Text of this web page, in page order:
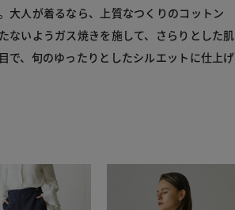
大人が着るなら、上質なつくりのコットン
ないようガス焼きを施して、さらりとした肌
で、旬のゆったりとしたシルエットに仕上げ